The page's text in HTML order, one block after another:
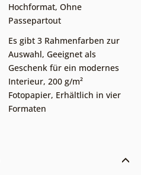
Hochformat, Ohne
Passepartout
Es gibt 3 Rahmenfarben zur
Auswahl, Geeignet als
Geschenk für ein modernes
Interieur, 200 g/m²
Fotopapier, Erhältlich in vier
Formaten